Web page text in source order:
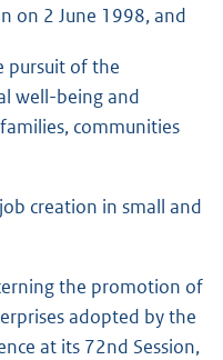
on 2 June 1998, and
pursuit of the
well-being and
communities
creation in small and
the promotion of
adopted by the
at its 72nd Session,